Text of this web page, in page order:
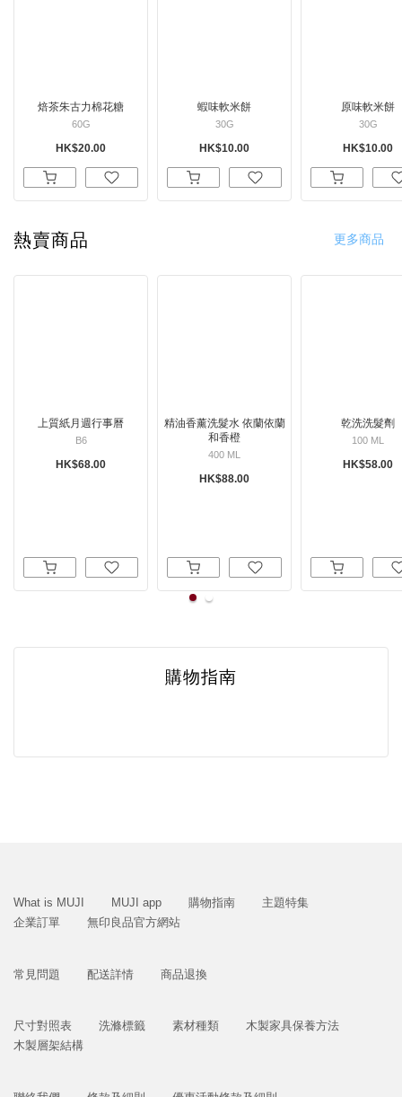
焙茶朱古力棉花糖
60G
HK$20.00
蝦味軟米餅
30G
HK$10.00
原味軟米餅
30G
HK$10.00
熱賣商品
上質紙月週行事曆
B6
HK$68.00
精油香薰洗髮水 依蘭依蘭
和香橙
400 ML
HK$88.00
乾洗洗髮劑
100 ML
HK$58.00
更多商品
購物指南
What is MUJI MUJI app 購物指南
主題特集
企業訂單
無印良品官方網站
常見問題 配送詳情 商品退換
尺寸對照表 洗滌標籤 素材種類
木製家具保養方法
木製層架結構